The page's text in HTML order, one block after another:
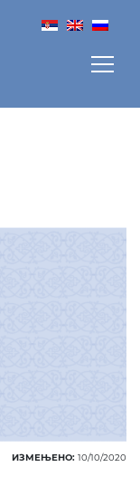
ИЗМЕЊЕНО: 10/10/2020